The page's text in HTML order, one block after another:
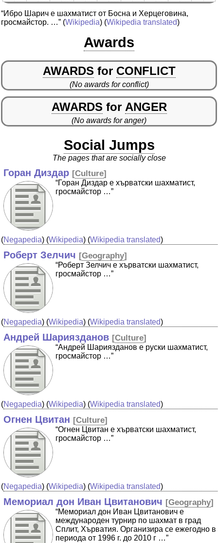
“Ибро Шарич е шахматист от Босна и Херцеговина,
гросмайстор. …” (Wikipedia) (Wikipedia translated)
Awards
AWARDS for CONFLICT
(No awards for conflict)
AWARDS for ANGER
(No awards for anger)
Social Jumps
The pages that are socially close
Горан Диздар [Culture]
“Горан Диздар е хърватски шахматист,
гросмайстор …”
(Negapedia) (Wikipedia) (Wikipedia translated)
Роберт Зелчич [Geography]
“Роберт Зелчич е хърватски шахматист,
гросмайстор …”
(Negapedia) (Wikipedia) (Wikipedia translated)
Андрей Шариязданов [Culture]
“Андрей Шариязданов е руски шахматист,
гросмайстор …”
(Negapedia) (Wikipedia) (Wikipedia translated)
Огнен Цвитан [Culture]
“Огнен Цвитан е хърватски шахматист,
гросмайстор …”
(Negapedia) (Wikipedia) (Wikipedia translated)
Мемориал дон Иван Цвитанович [Geography]
“Мемориал дон Иван Цвитанович е
международен турнир по шахмат в град
Сплит, Хърватия. Организира се ежегодно в
периода от 1996 г. до 2010 г …”